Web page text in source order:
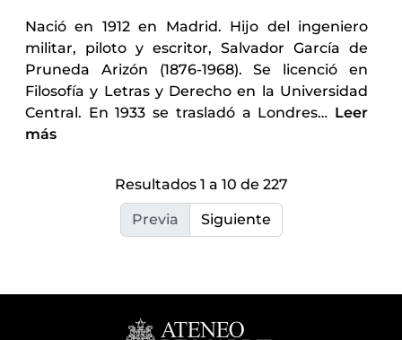
Nació en 1912 en Madrid. Hijo del ingeniero
militar, piloto y escritor, Salvador García de
Pruneda Arizón (1876-1968). Se licenció en
Filosofía y Letras y Derecho en la Universidad
Central. En 1933 se trasladó a Londres… Leer
más
Resultados 1 a 10 de 227
Previa Siguiente